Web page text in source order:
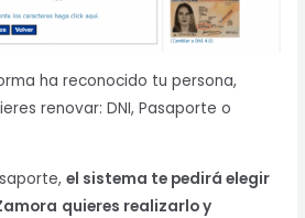
ha reconocido tu persona,
renovar: DNI, Pasaporte o
el sistema te pedirá elegir
quieres realizarlo y